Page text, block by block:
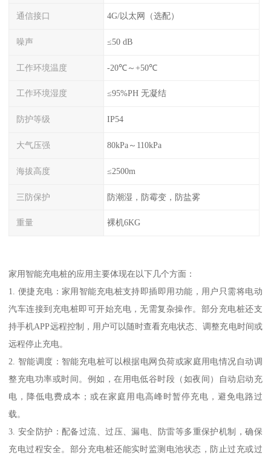
通信接口 4G/以太网（选配）
噪声 ≤50 dB
工作环境温度 -20℃～+50℃
工作环境湿度 ≤95%PH 无凝结
防护等级 IP54
大气压强 80kPa～110kPa
海拔高度 ≤2500m
三防保护 防潮湿，防霉变，防盐雾
重量 裸机6KG
家用智能充电桩的应用主要体现在以下几个方面：
1. 便捷充电：家用智能充电桩支持即插即用功能，用户只需将电动
汽车连接到充电桩即可开始充电，无需复杂操作。部分充电桩还支
持手机APP远程控制，用户可以随时查看充电状态、调整充电时间或
远程停止充电。
2. 智能调度：智能充电桩可以根据电网负荷或家庭用电情况自动调
整充电功率或时间。例如，在用电低谷时段（如夜间）自动启动充
电，降低电费成本；或在家庭用电高峰时暂停充电，避免电路过
载。
3. 安全防护：配备过流、过压、漏电、防雷等多重保护机制，确保
充电过程安全。部分充电桩还能实时监测电池状态，防止过充或过